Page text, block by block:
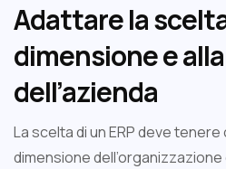
Adattare la
dimensione e
dell’azienda
La scelta di un ERP deve
dimensione